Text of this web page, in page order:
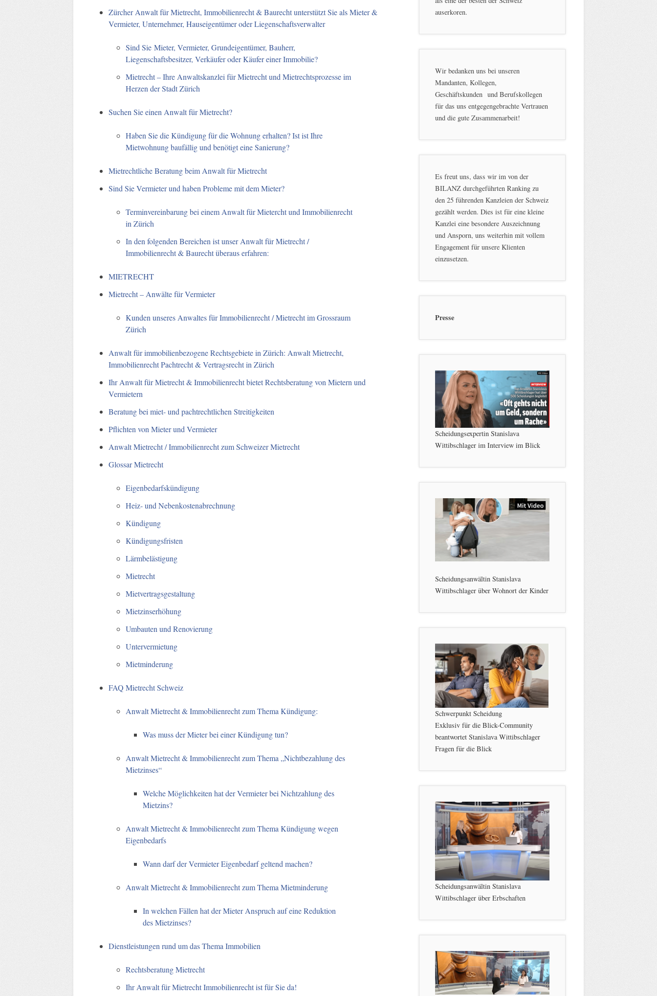
Zürcher Anwalt für Mietrecht, Immobilienrecht & Baurecht unterstützt Sie als Mieter &
Vermieter, Unternehmer, Hauseigentümer oder Liegenschaftsverwalter
Sind Sie Mieter, Vermieter, Grundeigentümer, Bauherr,
Liegenschaftsbesitzer, Verkäufer oder Käufer einer Immobilie?
Mietrecht – Ihre Anwaltskanzlei für Mietrecht und Mietrechtsprozesse im
Herzen der Stadt Zürich
Suchen Sie einen Anwalt für Mietrecht?
Haben Sie die Kündigung für die Wohnung erhalten? Ist ist Ihre
Mietwohnung baufällig und benötigt eine Sanierung?
Mietrechtliche Beratung beim Anwalt für Mietrecht
Sind Sie Vermieter und haben Probleme mit dem Mieter?
Terminvereinbarung bei einem Anwalt für Mietercht und Immobilienrecht
in Zürich
In den folgenden Bereichen ist unser Anwalt für Mietrecht /
Immobilienrecht & Baurecht überaus erfahren:
MIETRECHT
Mietrecht – Anwälte für Vermieter
Kunden unseres Anwaltes für Immobilienrecht / Mietrecht im Grossraum
Zürich
Anwalt für immobilienbezogene Rechtsgebiete in Zürich: Anwalt Mietrecht,
Immobilienrecht Pachtrecht & Vertragsrecht in Zürich
Ihr Anwalt für Mietrecht & Immobilienrecht bietet Rechtsberatung von Mietern und
Vermietern
Beratung bei miet- und pachtrechtlichen Streitigkeiten
Pflichten von Mieter und Vermieter
Anwalt Mietrecht / Immobilienrecht zum Schweizer Mietrecht
Glossar Mietrecht
Eigenbedarfskündigung
Heiz- und Nebenkostenabrechnung
Kündigung
Kündigungsfristen
Lärmbelästigung
Mietrecht
Mietvertragsgestaltung
Mietzinserhöhung
Umbauten und Renovierung
Untervermietung
Mietminderung
FAQ Mietrecht Schweiz
Anwalt Mietrecht & Immobilienrecht zum Thema Kündigung:
Was muss der Mieter bei einer Kündigung tun?
Anwalt Mietrecht & Immobilienrecht zum Thema „Nichtbezahlung des
Mietzinses“
Welche Möglichkeiten hat der Vermieter bei Nichtzahlung des
Mietzins?
Anwalt Mietrecht & Immobilienrecht zum Thema Kündigung wegen
Eigenbedarfs
Wann darf der Vermieter Eigenbedarf geltend machen?
Anwalt Mietrecht & Immobilienrecht zum Thema Mietminderung
In welchen Fällen hat der Mieter Anspruch auf eine Reduktion
des Mietzinses?
Dienstleistungen rund um das Thema Immobilien
Rechtsberatung Mietrecht
Ihr Anwalt für Mietrecht Immobilienrecht ist für Sie da!
auserkoren.
Wir bedanken uns bei unseren
Mandanten, Kollegen,
Geschäftskunden und Berufskollegen
für das uns entgegengebrachte Vertrauen
und die gute Zusammenarbeit!
Es freut uns, dass wir im von der
BILANZ durchgeführten Ranking zu
den 25 führenden Kanzleien der Schweiz
gezählt werden. Dies ist für eine kleine
Kanzlei eine besondere Auszeichnung
und Ansporn, uns weiterhin mit vollem
Engagement für unsere Klienten
einzusetzen.
Presse
Scheidungsexpertin Stanislava
Wittibschlager im Interview im Blick
Scheidungsanwältin Stanislava
Wittibschlager über Wohnort der Kinder
Schwerpunkt Scheidung
Exklusiv für die Blick-Community
beantwortet Stanislava Wittibschlager
Fragen für die Blick
Scheidungsanwältin Stanislava
Wittibschlager über Erbschaften